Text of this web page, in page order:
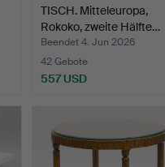
TISCH. Mitteleuropa,
Rokoko, zweite Hälfte…
Beendet 4. Jun 2026
42 Gebote
557 USD